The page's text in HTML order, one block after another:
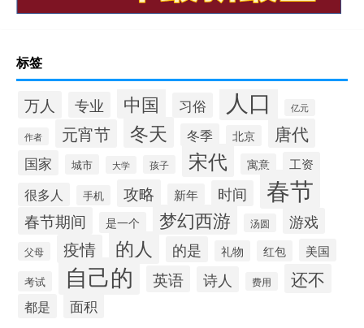
标签
万人 专业 中国 习俗 人口 亿元
作者 元宵节 冬天 冬季 北京 唐代
国家 城市 大学 孩子 宋代 寓意 工资
很多人 手机 攻略 新年 时间 春节
春节期间 是一个 梦幻西游 汤圆 游戏
父母 疫情 的人 的是 礼物 红包 美国
考试 自己的 英语 诗人 费用 还不
都是 面积